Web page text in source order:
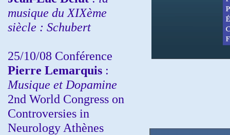
musique du XIXème
siècle : Schubert
25/10/08 Conférence
Pierre Lemarquis :
Musique et Dopamine
2nd World Congress on
Controversies in
Neurology Athènes